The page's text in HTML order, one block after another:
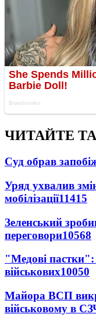
ЧИТАЙТЕ
Суд обрав
Уряд ухвалив
мобілізації11415
Зеленський
переговори10568
"Медові
військових10050
Майора ВСП
військовому в